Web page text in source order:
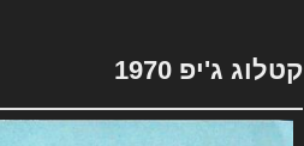
קטלוג ג'יפ 1970